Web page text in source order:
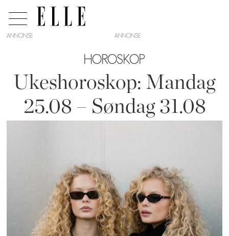
ANNONSE
HOROSKOP
Ukeshoroskop: Mandag
25.08 – Søndag 31.08